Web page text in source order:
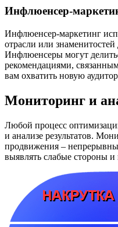
Инфлюенсер-
Инфлюенсер-маркетинг
отрасли или
Инфлюенсеры могут
рекомендациями,
вам охватить новую
Мониторинг и
Любой процесс
и анализе результатов.
продвижения –
выявлять слабые стороны и